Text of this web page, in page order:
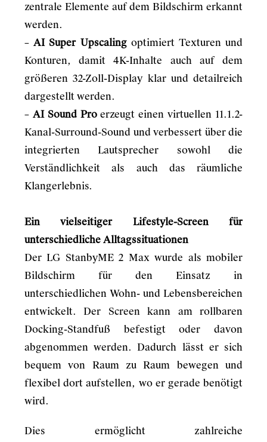
zentrale Elemente auf dem Bildschirm erkannt
werden.
–AI Super Upscalingoptimiert Texturen und
Konturen, damit 4K-Inhalte auch auf dem
größeren 32-Zoll-Display klar und detailreich
dargestellt werden.
– AI Sound Proerzeugt einen virtuellen 11.1.2-
Kanal-Surround-Sound und verbessert über die
integrierten Lautsprecher sowohl die
Verständlichkeit als auch das räumliche
Klangerlebnis.
Ein vielseitiger Lifestyle-Screen für
unterschiedliche Alltagssituationen
Der LG StanbyME 2 Max wurde als mobiler
Bildschirm für den Einsatz in
unterschiedlichen Wohn- und Lebensbereichen
entwickelt. Der Screen kann am rollbaren
Docking-Standfuß befestigt oder davon
abgenommen werden. Dadurch lässt er sich
bequem von Raum zu Raum bewegen und
flexibel dort aufstellen, wo er gerade benötigt
wird.
Dies ermöglicht zahlreiche